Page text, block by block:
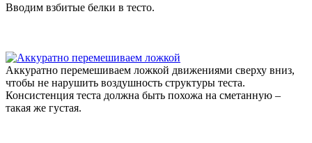
Вводим взбитые белки в тесто.
Аккуратно перемешиваем ложкой движениями сверху вниз,
чтобы не нарушить воздушность структуры теста.
Консистенция теста должна быть похожа на сметанную –
такая же густая.